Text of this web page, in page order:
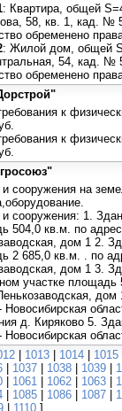
: Квартира, общей
58, кв. 1, кад. №
обременено
: Жилой дом, общей
54, кад. №
обременено
к
к
сооружения на
сооружения: 1.
504,0 кв.м. по
дом 1 2.
2 685,0 кв.м. . по
дом 1 3.
участке площадь
Новосибирская
д. Киряково 5.
Новосибирская
| 1013 | 1014 | 1015
| 1037 | 1038 | 1039 |
| 1061 | 1062 | 1063 |
| 1085 | 1086 | 1087 |
| 1110 ]